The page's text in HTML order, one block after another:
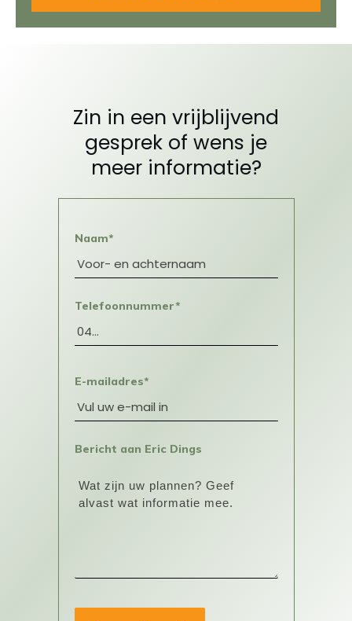
Zin in een vrijblijvend
gesprek of wens je
meer informatie?
Naam*
Telefoonnummer*
E-mailadres*
Bericht aan Eric Dings